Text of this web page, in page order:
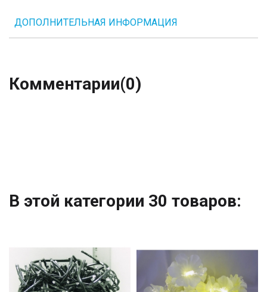
ДОПОЛНИТЕЛЬНАЯ ИНФОРМАЦИЯ
Комментарии(0)
В этой категории 30 товаров: